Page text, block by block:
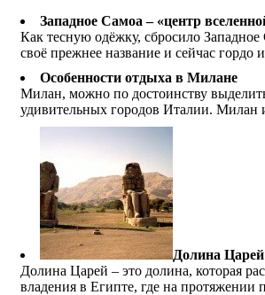
Западное Самоа – «центр
Как тесную одёжку, сбросило
своё прежнее название и сейчас гордо
Особенности отдыха в Милане
Милан, можно по достоинству
удивительных городов Италии. Милан
Долина
Долина Царей – это долина, которая
владения в Египте, где на